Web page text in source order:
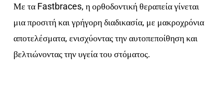
Με τα Fastbraces, η ορθοδοντική θεραπεία γίνεται
μια προσιτή και γρήγορη διαδικασία, με μακροχρόνια
αποτελέσματα, ενισχύοντας την αυτοπεποίθηση και
βελτιώνοντας την υγεία του στόματος.